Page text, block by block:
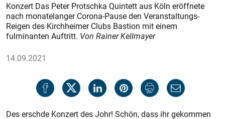
Konzert Das Peter Protschka Quintett aus Köln eröffnete
nach monatelanger Corona-Pause den Veranstaltungs-
Reigen des Kirchheimer Clubs Bastion mit einem
fulminanten Auftritt. Von Rainer Kellmayer
14.09.2021
Des erschde Konzert des Johr! Schön, dass ihr gekommen